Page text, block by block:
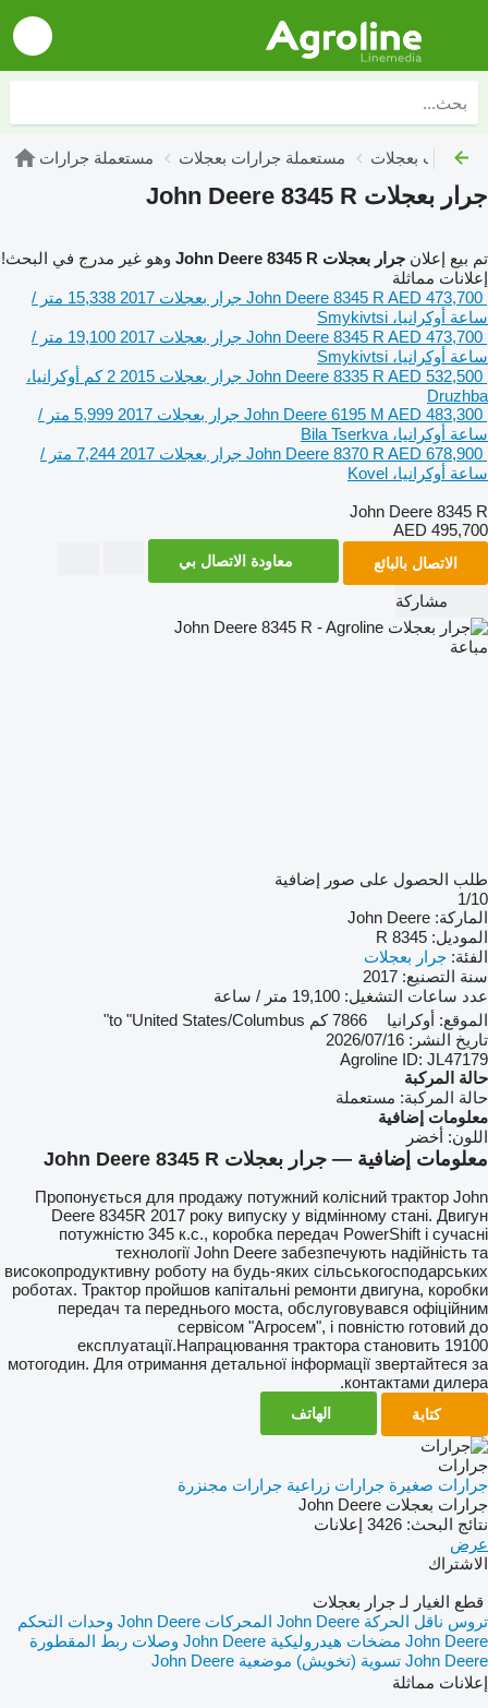
مستعملة جرارات مستعملة جرارات بعجلات
جرار بعجلات John Deere 8345 R
تم بيع إعلان جرار بعجلات John Deere 8345 R
وهو غير مدرج في البحث!
إعلانات مماثلة
John Deere 8345 R AED 473,700 جرار بعجلات 2017
15,338 متر /
ساعة أوكرانيا، Smykivtsi
John Deere 8345 R AED 473,700 جرار بعجلات 2017
19,100 متر /
ساعة أوكرانيا، Smykivtsi
John Deere 8335 R AED 532,500 جرار بعجلات 2015 2 كم
أوكرانيا،
Druzhba
John Deere 6195 M AED 483,300 جرار بعجلات 2017
5,999 متر /
ساعة أوكرانيا، Bila Tserkva
John Deere 8370 R AED 678,900 جرار بعجلات 2017
7,244 متر /
ساعة أوكرانيا، Kovel
John Deere 8345 R
AED 495,700
الاتصال بالبائع معاودة الاتصال بي
مشاركة
مباعة
طلب الحصول على صور إضافية
1/10
الماركة: John Deere
الموديل: 8345 R
الفئة: جرار بعجلات
سنة التصنيع: 2017
عدد ساعات التشغيل: 19,100 متر / ساعة
الموقع: أوكرانيا
7866 كم to "United States/Columbus"
تاريخ النشر: 16‏/07‏/2026
Agroline ID: JL47179
حالة المركبة
حالة المركبة: مستعملة
معلومات إضافية
اللون: أخضر
معلومات إضافية — جرار بعجلات John Deere 8345 R
Пропонується для продажу потужний колісний трактор John
Deere 8345R 2017 року випуску у відмінному стані. Двигун
потужністю 345 к.с., коробка передач PowerShift і сучасні
технології John Deere забезпечують надійність та
високопродуктивну роботу на будь-яких сільськогосподарських
роботах. Трактор пройшов капітальні ремонти двигуна, коробки
передач та переднього моста, обслуговувався офіційним
сервісом "Агросем", і повністю готовий до
експлуатації.Напрацювання трактора становить 19100
мотогодин. Для отримання детальної інформації звертайтеся за
контактами дилера.
كتابة الهاتف
جرارات
جرارات صغيرة جرارات زراعية جرارات مجنزرة
جرارات بعجلات John Deere
نتائج البحث: 3426 إعلانات
عرض
الاشتراك
قطع الغيار لـ جرار بعجلات
تروس ناقل الحركة John Deere
المحركات John Deere
وحدات التحكم
John Deere مضخات هيدروليكية John Deere
وصلات ربط المقطورة
John Deere تسوية (تخويش) موضعية John Deere
إعلانات مماثلة